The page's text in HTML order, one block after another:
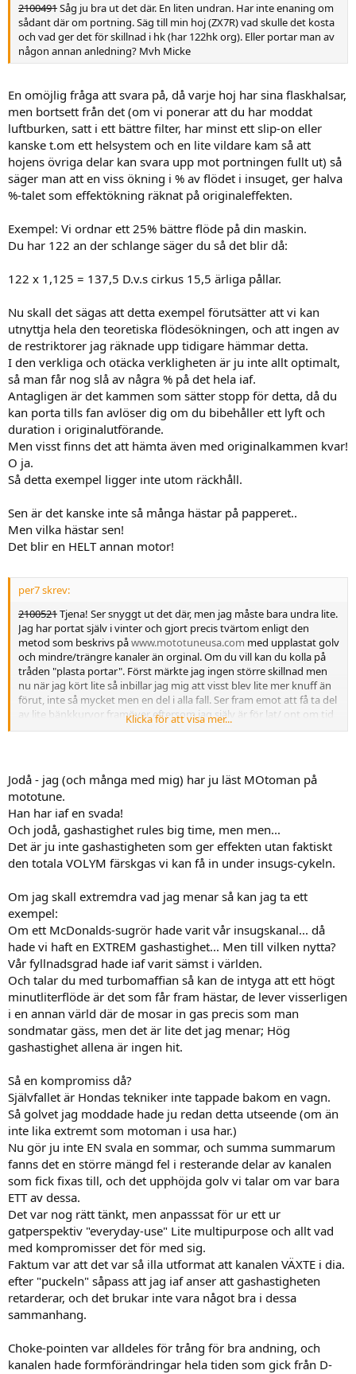
2100491Såg ju bra ut det där. En liten undran. Har inte enaning om
sådant där om portning. Säg till min hoj (ZX7R) vad skulle det kosta
och vad ger det för skillnad i hk (har 122hk org). Eller portar man av
någon annan anledning? Mvh Micke
En omöjlig fråga att svara på, då varje hoj har sina flaskhalsar,
men bortsett från det (om vi ponerar att du har moddat
luftburken, satt i ett bättre filter, har minst ett slip-on eller
kanske t.om ett helsystem och en lite vildare kam så att
hojens övriga delar kan svara upp mot portningen fullt ut) så
säger man att en viss ökning i % av flödet i insuget, ger halva
%-talet som effektökning räknat på originaleffekten.
Exempel: Vi ordnar ett 25% bättre flöde på din maskin.
Du har 122 an der schlange säger du så det blir då:
122 x 1,125 = 137,5 D.v.s cirkus 15,5 ärliga pållar.
Nu skall det sägas att detta exempel förutsätter att vi kan
utnyttja hela den teoretiska flödesökningen, och att ingen av
de restriktorer jag räknade upp tidigare hämmar detta.
I den verkliga och otäcka verkligheten är ju inte allt optimalt,
så man får nog slå av några % på det hela iaf.
Antagligen är det kammen som sätter stopp för detta, då du
kan porta tills fan avlöser dig om du bibehåller ett lyft och
duration i originalutförande.
Men visst finns det att hämta även med originalkammen kvar!
O ja.
Så detta exempel ligger inte utom räckhåll.
Sen är det kanske inte så många hästar på papperet..
Men vilka hästar sen!
Det blir en HELT annan motor!
per7 skrev:
2100521Tjena! Ser snyggt ut det där, men jag måste bara undra lite.
Jag har portat själv i vinter och gjort precis tvärtom enligt den
metod som beskrivs påwww.mototuneusa.com med upplastat golv
och mindre/trängre kanaler än orginal. Om du vill kan du kolla på
tråden "plasta portar". Först märkte jag ingen större skillnad men
nu när jag kört lite så inbillar jag mig att visst blev lite mer knuff än
förut, inte så mycket men en del i alla fall. Ser fram emot att få ta del
av lite bänkkurvor framöver eftersom jag själv är för lat/ ont om tid
för att ta mig till nån bänk. Skall bli intressant att se vad Anders
Klicka för att visa mer...
Jodå - jag (och många med mig) har ju läst MOtoman på
mototune.
Han har iaf en svada!
Och jodå, gashastighet rules big time, men men...
Det är ju inte gashastigheten som ger effekten utan faktiskt
den totala VOLYM färskgas vi kan få in under insugs-cykeln.
Om jag skall extremdra vad jag menar så kan jag ta ett
exempel:
Om ett McDonalds-sugrör hade varit vår insugskanal... då
hade vi haft en EXTREM gashastighet... Men till vilken nytta?
Vår fyllnadsgrad hade iaf varit sämst i världen.
Och talar du med turbomaffian så kan de intyga att ett högt
minutliterflöde är det som får fram hästar, de lever visserligen
i en annan värld där de mosar in gas precis som man
sondmatar gäss, men det är lite det jag menar; Hög
gashastighet allena är ingen hit.
Så en kompromiss då?
Självfallet är Hondas tekniker inte tappade bakom en vagn.
Så golvet jag moddade hade ju redan detta utseende (om än
inte lika extremt som motoman i usa har.)
Nu gör ju inte EN svala en sommar, och summa summarum
fanns det en större mängd fel i resterande delar av kanalen
som fick fixas till, och det upphöjda golv vi talar om var bara
ETT av dessa.
Det var nog rätt tänkt, men anpasssat för ur ett ur
gatperspektiv "everyday-use" Lite multipurpose och allt vad
med kompromisser det för med sig.
Faktum var att det var så illa utformat att kanalen VÄXTE i dia.
efter "puckeln" såpass att jag iaf anser att gashastigheten
retarderar, och det brukar inte vara något bra i dessa
sammanhang.
Choke-pointen var alldeles för trång för bra andning, och
kanalen hade formförändringar hela tiden som gick från D-